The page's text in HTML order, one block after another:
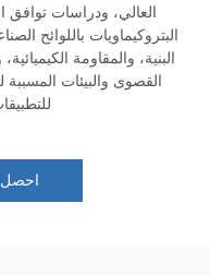
العالي، ودراسات
البتروكيماويات باللوائح
البنية، والمقاومة
القصوى والبيئات